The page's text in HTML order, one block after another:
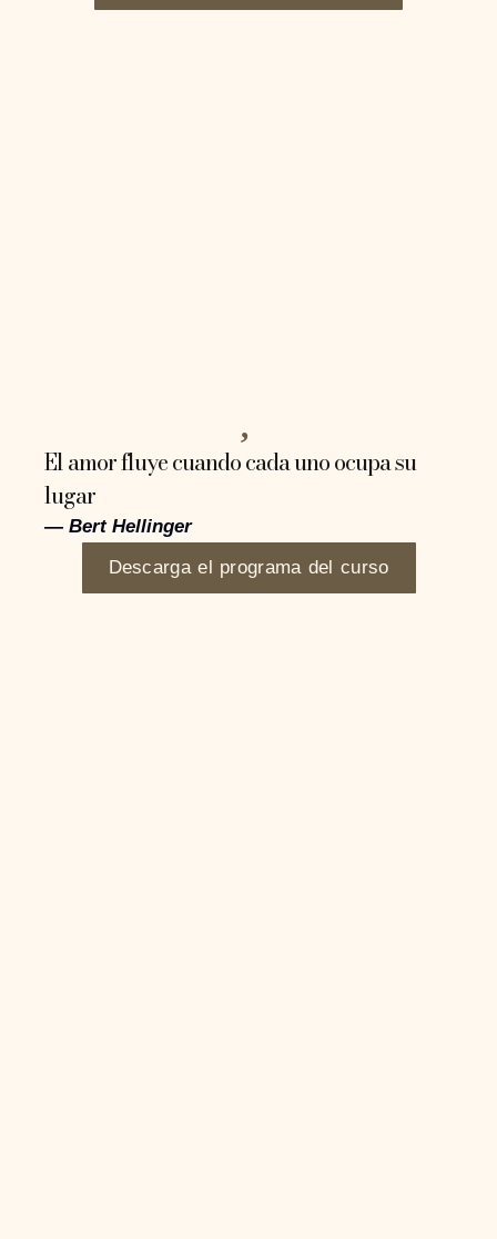
El amor fluye cuando cada uno ocupa su
lugar
— Bert Hellinger
Descarga el programa del curso